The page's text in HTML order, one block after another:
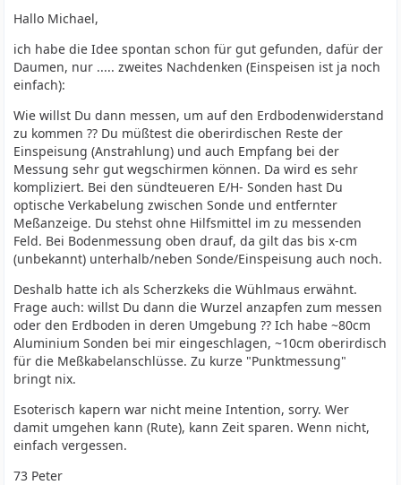
Hallo Michael,
ich habe die Idee spontan schon für gut gefunden, dafür der
Daumen, nur ..... zweites Nachdenken (Einspeisen ist ja noch
einfach):
Wie willst Du dann messen, um auf den Erdbodenwiderstand
zu kommen ?? Du müßtest die oberirdischen Reste der
Einspeisung (Anstrahlung) und auch Empfang bei der
Messung sehr gut wegschirmen können. Da wird es sehr
kompliziert. Bei den sündteueren E/H- Sonden hast Du
optische Verkabelung zwischen Sonde und entfernter
Meßanzeige. Du stehst ohne Hilfsmittel im zu messenden
Feld. Bei Bodenmessung oben drauf, da gilt das bis x-cm
(unbekannt) unterhalb/neben Sonde/Einspeisung auch noch.
Deshalb hatte ich als Scherzkeks die Wühlmaus erwähnt.
Frage auch: willst Du dann die Wurzel anzapfen zum messen
oder den Erdboden in deren Umgebung ?? Ich habe ~80cm
Aluminium Sonden bei mir eingeschlagen, ~10cm oberirdisch
für die Meßkabelanschlüsse. Zu kurze "Punktmessung"
bringt nix.
Esoterisch kapern war nicht meine Intention, sorry. Wer
damit umgehen kann (Rute), kann Zeit sparen. Wenn nicht,
einfach vergessen.
73 Peter